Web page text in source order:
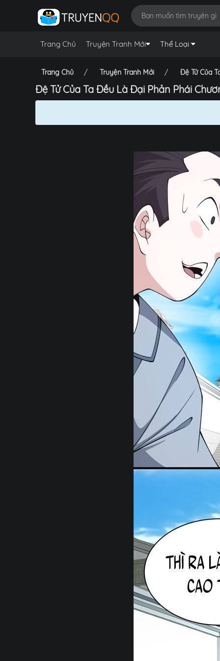
Trang Chủ Truyện Tranh Mới Thể Loại
Trang Chủ Truyện Tranh Mới Đệ Tử Của
Đệ Tử Của Ta Đều Là Đại Phản Phái